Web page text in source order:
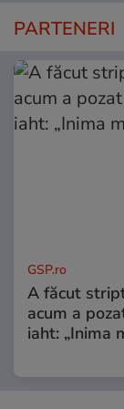
PARTENERI
GSP.ro
A făcut
acum a
iaht: „Inima